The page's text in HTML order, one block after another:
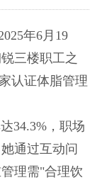
年6月19
三楼职工之
认证体脂管理
34.3%，职场
通过互动问
理需"合理饮